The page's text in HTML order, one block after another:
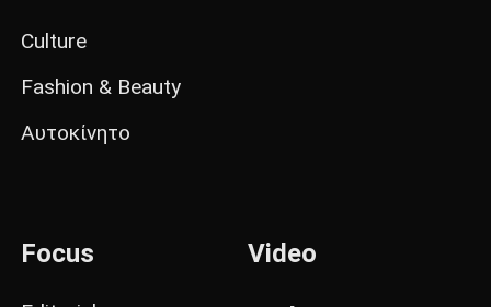
Culture
Fashion & Beauty
Αυτοκίνητο
Focus Video